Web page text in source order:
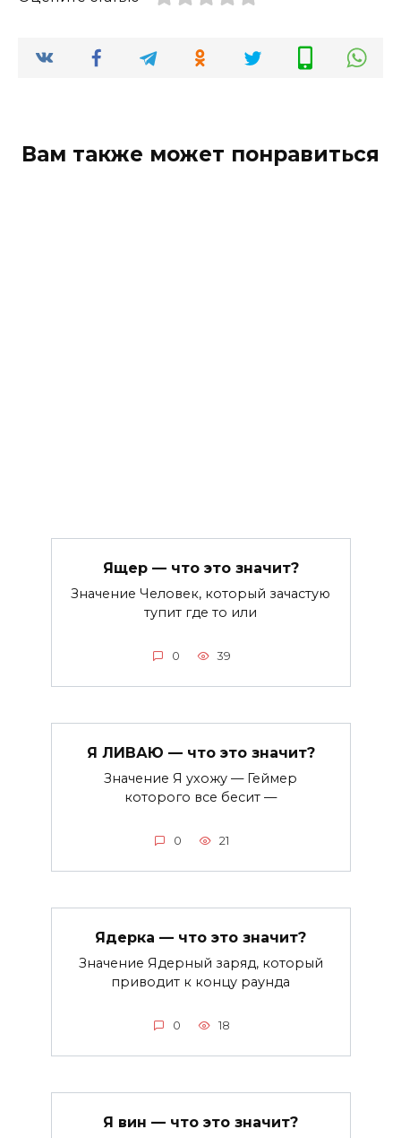
Вам также может понравиться
Ящер — что это значит?
Значение Человек, который зачастую
тупит где то или
0 39
Я ЛИВАЮ — что это значит?
Значение Я ухожу — Геймер
которого все бесит —
0 21
Ядерка — что это значит?
Значение Ядерный заряд, который
приводит к концу раунда
0 18
Я вин — что это значит?